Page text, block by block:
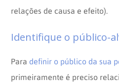
relações de causa e efeito).
Identifique o público-
Para definir o público da sua
primeiramente é preciso